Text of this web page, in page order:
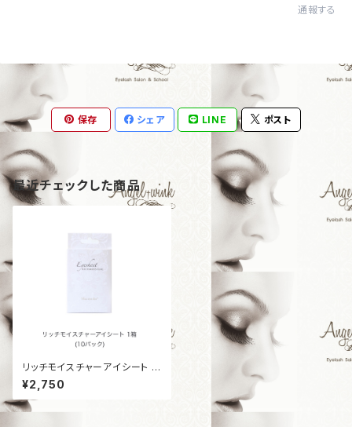
通報する
保存 シェア LINE ポスト
最近チェックした商品
リッチモイスチャーアイシート 1
箱(10パック)
¥2,750